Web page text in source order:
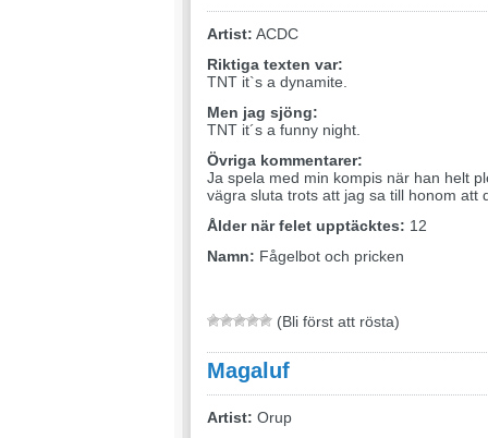
Artist: ACDC
Riktiga texten var:
TNT it`s a dynamite.
Men jag sjöng:
TNT it´s a funny night.
Övriga kommentarer:
Ja spela med min kompis när han helt
vägra sluta trots att jag sa till honom att
Ålder när felet upptäcktes: 12
Namn: Fågelbot och pricken
(Bli först att rösta)
Magaluf
Artist: Orup